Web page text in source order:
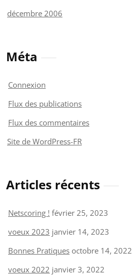
décembre 2006
Méta
Connexion
Flux des publications
Flux des commentaires
Site de WordPress-FR
Articles récents
Netscoring ! février 25, 2023
voeux 2023 janvier 14, 2023
Bonnes Pratiques octobre 14, 2022
voeux 2022 janvier 3, 2022